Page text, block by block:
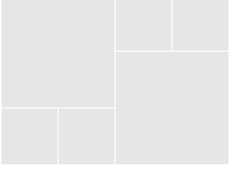
ที่มีคุณสมบัติตรงตามเงื่อนไขในการรับสิทธิ์ และเปิดร้านอยู่บน